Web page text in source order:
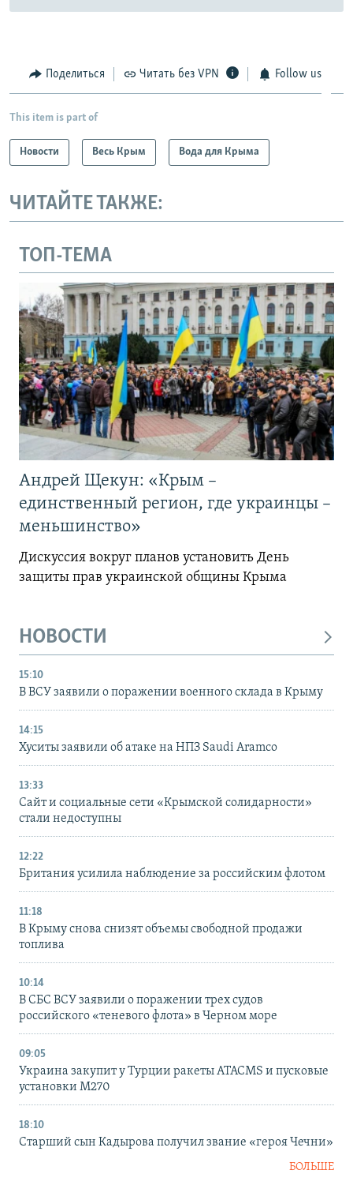
Поделиться Читать без VPN Follow us
This item is part of
Новости Весь Крым Вода для Крыма
ЧИТАЙТЕ ТАКЖЕ:
ТОП-ТЕМА
Андрей Щекун: «Крым –
единственный регион, где украинцы –
меньшинство»
Дискуссия вокруг планов установить День
защиты прав украинской общины Крыма
НОВОСТИ
15:10
В ВСУ заявили о поражении военного склада в Крыму
14:15
Хуситы заявили об атаке на НПЗ Saudi Aramco
13:33
Сайт и социальные сети «Крымской солидарности»
стали недоступны
12:22
Британия усилила наблюдение за российским флотом
11:18
В Крыму снова снизят объемы свободной продажи
топлива
10:14
В СБС ВСУ заявили о поражении трех судов
российского «теневого флота» в Черном море
09:05
Украина закупит у Турции ракеты ATACMS и пусковые
установки M270
18:10
Старший сын Кадырова получил звание «героя Чечни»
БОЛЬШЕ